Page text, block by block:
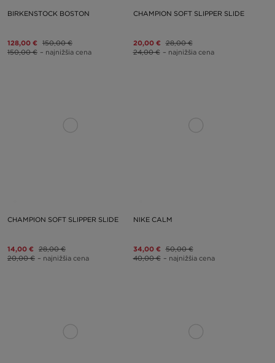
BIRKENSTOCK BOSTON
128,00 € 150,00 €
150,00 € – najnižšia cena
CHAMPION SOFT SLIPPER SLIDE
20,00 € 28,00 €
24,00 € – najnižšia cena
CHAMPION SOFT SLIPPER SLIDE
14,00 € 28,00 €
20,00 € – najnižšia cena
NIKE CALM
34,00 € 50,00 €
40,00 € – najnižšia cena